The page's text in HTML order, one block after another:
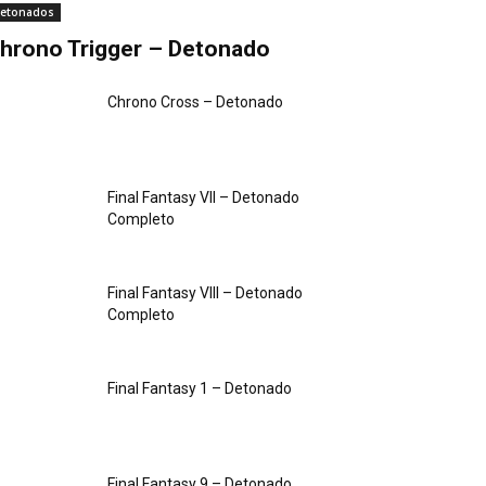
Trigger – Detonado
Chrono Cross – Detonado
Final Fantasy VII – Detonado
Completo
Final Fantasy VIII – Detonado
Completo
Final Fantasy 1 – Detonado